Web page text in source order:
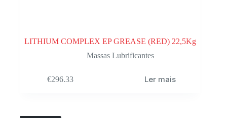
LITHIUM COMPLEX EP GREASE (RED) 22,5Kg
Massas Lubrificantes
€296.33 Ler mais